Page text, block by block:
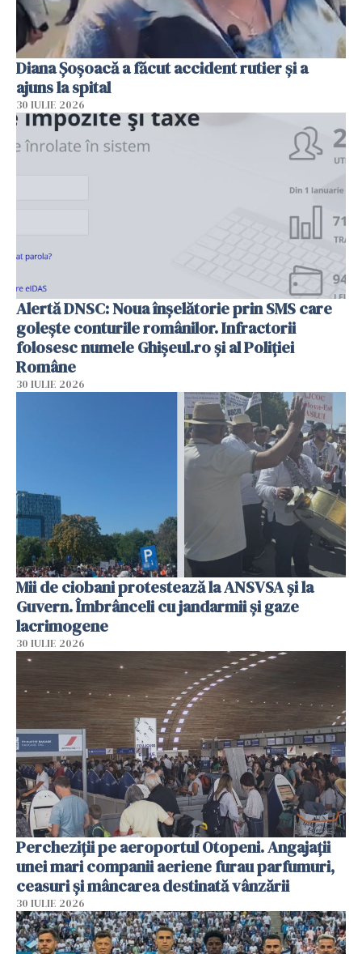
Diana Șoșoacă a făcut accident rutier și a
ajuns la spital
30 IULIE 2026
Alertă DNSC: Noua înșelătorie prin SMS care
golește conturile românilor. Infractorii
folosesc numele Ghișeul.ro și al Poliției
Române
30 IULIE 2026
Mii de ciobani protestează la ANSVSA și la
Guvern. Îmbrânceli cu jandarmii și gaze
lacrimogene
30 IULIE 2026
Percheziții pe aeroportul Otopeni. Angajații
unei mari companii aeriene furau parfumuri,
ceasuri și mâncarea destinată vânzării
30 IULIE 2026